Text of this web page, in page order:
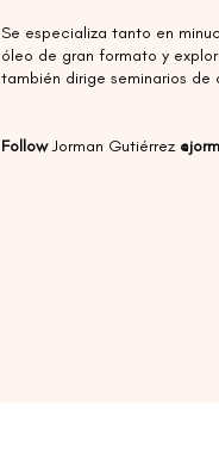
Se especializa tanto en
óleo de gran formato y
también dirige seminarios de
FollowJorman Gutiérrez